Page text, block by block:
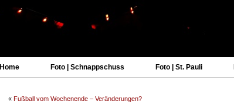
Home Foto | Schnappschuss Foto | St. Pauli
« Fußball vom Wochenende – Veränderungen?